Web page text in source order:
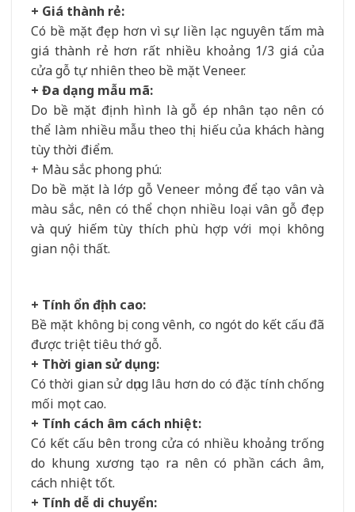
+ Giá thành rẻ:
Có bề mặt đẹp hơn vì sự liền lạc nguyên tấm mà
giá thành rẻ hơn rất nhiều khoảng 1/3 giá của
cửa gỗ tự nhiên theo bề mặt Veneer.
+ Đa dạng mẫu mã:
Do bề mặt định hình là gỗ ép nhân tạo nên có
thể làm nhiều mẫu theo thị hiếu của khách hàng
tùy thời điểm.
+ Màu sắc phong phú:
Do bề mặt là lớp gỗ Veneer mỏng để tạo vân và
màu sắc, nên có thể chọn nhiều loại vân gỗ đẹp
và quý hiếm tùy thích phù hợp với mọi không
gian nội thất.
+ Tính ổn định cao:
Bề mặt không bị cong vênh, co ngót do kết cấu đã
được triệt tiêu thớ gỗ.
+ Thời gian sử dụng:
Có thời gian sử dụng lâu hơn do có đặc tính chống
mối mọt cao.
+ Tính cách âm cách nhiệt:
Có kết cấu bên trong cửa có nhiều khoảng trống
do khung xương tạo ra nên có phần cách âm,
cách nhiệt tốt.
+ Tính dễ di chuyển: